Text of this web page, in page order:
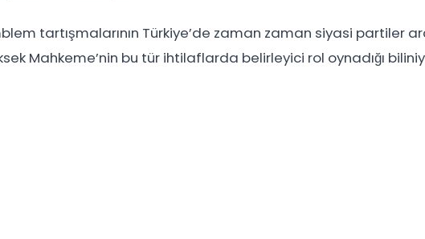
tartışmalarının Türkiye’de zaman zaman siyasi partiler
Mahkeme’nin bu tür ihtilaflarda belirleyici rol oynadığı